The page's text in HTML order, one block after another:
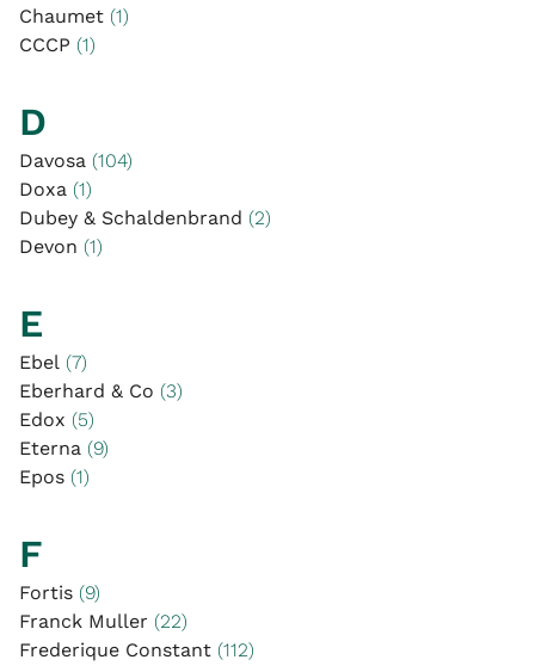
Chaumet (1)
CCCP (1)
D
Davosa (104)
Doxa (1)
Dubey & Schaldenbrand (2)
Devon (1)
E
Ebel (7)
Eberhard & Co (3)
Edox (5)
Eterna (9)
Epos (1)
F
Fortis (9)
Franck Muller (22)
Frederique Constant (112)